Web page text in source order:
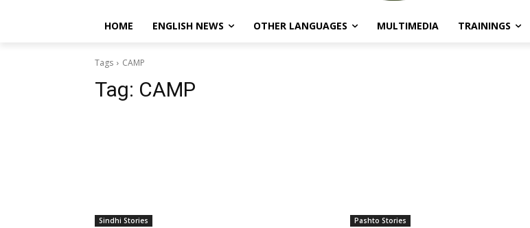
HOME ENGLISH NEWS OTHER LANGUAGES MULTIMEDIA TRAININGS
Tags CAMP
Tag: CAMP
Sindhi Stories Pashto Stories